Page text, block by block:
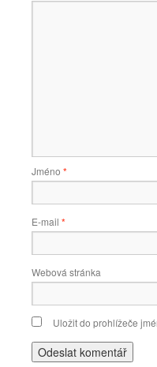
Jméno *
E-mail *
Webová stránka
Uložit do prohlížeče